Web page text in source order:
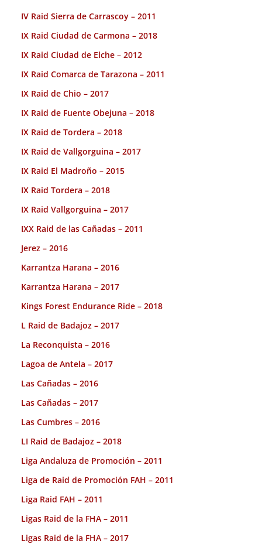
IV Raid Sierra de Carrascoy – 2011
IX Raid Ciudad de Carmona – 2018
IX Raid Ciudad de Elche – 2012
IX Raid Comarca de Tarazona – 2011
IX Raid de Chio – 2017
IX Raid de Fuente Obejuna – 2018
IX Raid de Tordera – 2018
IX Raid de Vallgorguina – 2017
IX Raid El Madroño – 2015
IX Raid Tordera – 2018
IX Raid Vallgorguina – 2017
IXX Raid de las Cañadas – 2011
Jerez – 2016
Karrantza Harana – 2016
Karrantza Harana – 2017
Kings Forest Endurance Ride – 2018
L Raid de Badajoz – 2017
La Reconquista – 2016
Lagoa de Antela – 2017
Las Cañadas – 2016
Las Cañadas – 2017
Las Cumbres – 2016
LI Raid de Badajoz – 2018
Liga Andaluza de Promoción – 2011
Liga de Raid de Promoción FAH – 2011
Liga Raid FAH – 2011
Ligas Raid de la FHA – 2011
Ligas Raid de la FHA – 2017